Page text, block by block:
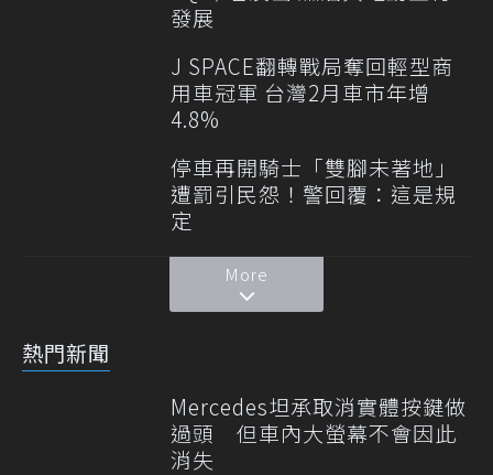
發展
J SPACE翻轉戰局奪回輕型商
用車冠軍 台灣2月車市年增
4.8%
停車再開騎士「雙腳未著地」
遭罰引民怨！警回覆：這是規
定
More
熱門新聞
Mercedes坦承取消實體按鍵做
過頭 但車內大螢幕不會因此
消失